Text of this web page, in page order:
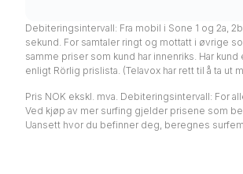
Debiteringsintervall: Fra mobil i Sone 1 og 2a,
sekund. For samtaler ringt og mottatt i øvrige
samme priser som kund har innenriks. Har
enligt Rörlig prislista. (Telavox har rett til å ta ut
Pris NOK ekskl. mva. Debiteringsintervall: For
Ved kjøp av mer surfing gjelder prisene som
Uansett hvor du befinner deg, beregnes